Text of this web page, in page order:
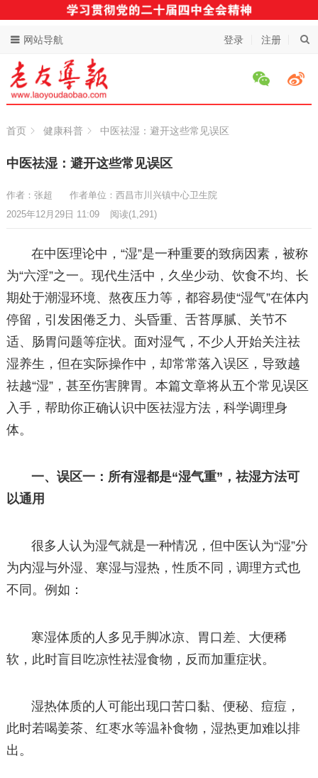
登录 注册
网站导航
首页 健康科普 中医祛湿：避开这些常见误区
中医祛湿：避开这些常见误区
作者：张超
作者单位：西昌市川兴镇中心卫生院
2025年12月29日 11:09
阅读(1,291)
在中医理论中，“湿”是一种重要的致病因素，被称
为“六淫”之一。现代生活中，久坐少动、饮食不均、长
期处于潮湿环境、熬夜压力等，都容易使“湿气”在体内
停留，引发困倦乏力、头昏重、舌苔厚腻、关节不
适、肠胃问题等症状。面对湿气，不少人开始关注祛
湿养生，但在实际操作中，却常常落入误区，导致越
祛越“湿”，甚至伤害脾胃。本篇文章将从五个常见误区
入手，帮助你正确认识中医祛湿方法，科学调理身
体。
一、误区一：所有湿都是“湿气重”，祛湿方法可
以通用
很多人认为湿气就是一种情况，但中医认为“湿”分
为内湿与外湿、寒湿与湿热，性质不同，调理方式也
不同。例如：
寒湿体质的人多见手脚冰凉、胃口差、大便稀
软，此时盲目吃凉性祛湿食物，反而加重症状。
湿热体质的人可能出现口苦口黏、便秘、痘痘，
此时若喝姜茶、红枣水等温补食物，湿热更加难以排
出。